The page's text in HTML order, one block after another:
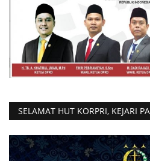
SELAMAT HUT KORPRI, KEJARI